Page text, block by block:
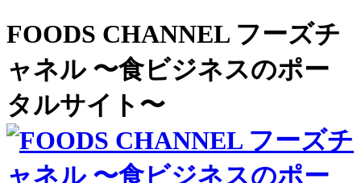
FOODS CHANNEL フーズチ
ャネル 〜食ビジネスのポー
タルサイト〜